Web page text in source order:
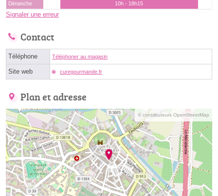
Dimanche
10h - 18h15
Signaler une erreur
Contact
Téléphone Téléphoner au magasin
Site web curegourmande.fr
Plan et adresse
© contributeurs OpenStreetMap